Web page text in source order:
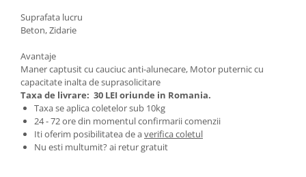
Iluminat & electrice
Becuri
Coliere plastic
Conectori/doze
Corpuri de iluminat
Lampi solare
Lanterne
Suprafata lucru
Beton, Zidarie
Avantaje
Maner captusit cu cauciuc anti-alunecare, Motor puternic cu
capacitate inalta de suprasolicitare
Taxa de livrare: 30 LEI oriunde in Romania.
Taxa se aplica coletelor sub 10kg
24 - 72 ore din momentul confirmarii comenzii
Iti oferim posibilitatea de averifica coletul
Nu esti multumit? ai retur gratuit